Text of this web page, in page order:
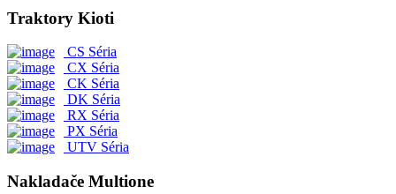
Traktory Kioti
CS Séria
CX Séria
CK Séria
DK Séria
RX Séria
PX Séria
UTV Séria
Nakladače Multione